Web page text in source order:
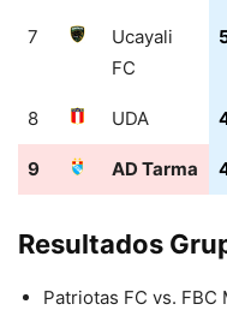
7
Ucayali
FC
8 UDA
9 AD Tarma
Resultados
Patriotas FC vs.